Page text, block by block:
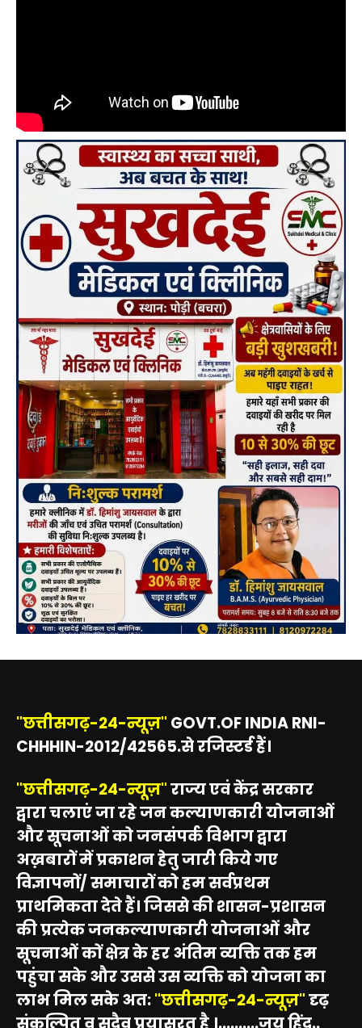
"छत्तीसगढ़-24-न्यूज़" GOVT.OF INDIA RNI-
CHHHIN-2012/42565.से रजिस्टर्ड हैं।
"छत्तीसगढ़-24-न्यूज़"राज्य एवं केंद्र सरकार
द्वारा चलाएं जा रहे जन कल्याणकारी योजनाओं
और सूचनाओं को जनसंपर्क विभाग द्वारा
अख़बारों में प्रकाशन हेतु जारी किये गए
विज्ञापनों/ समाचारों को हम सर्वप्रथम
प्राथमिकता देते हैं। जिससे की शासन-प्रशासन
की प्रत्येक जनकल्याणकारी योजनाओं और
सूचनाओं कों क्षेत्र के हर अंतिम व्यक्ति तक हम
पहुंचा सके और उससे उस व्यक्ति को योजना का
लाभ मिल सके अत:"छत्तीसगढ़-24-न्यूज़"दृढ़
संकल्पित व सदैव प्रयासरत है ।..........जय हिंद..